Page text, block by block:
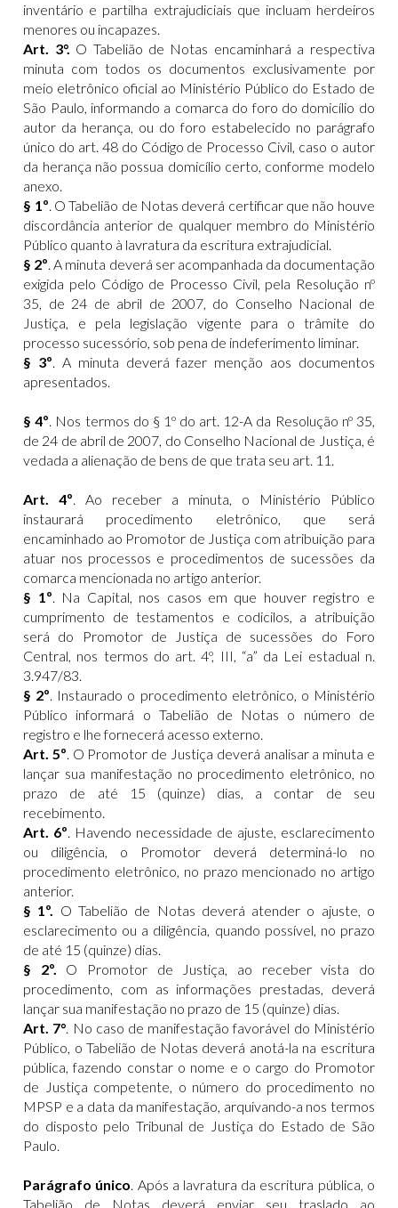
inventário e partilha extrajudiciais que incluam herdeiros
menores ou incapazes.
Art. 3°. O Tabelião de Notas encaminhará a respectiva
minuta com todos os documentos exclusivamente por
meio eletrônico oficial ao Ministério Público do Estado de
São Paulo, informando a comarca do foro do domicílio do
autor da herança, ou do foro estabelecido no parágrafo
único do art. 48 do Código de Processo Civil, caso o autor
da herança não possua domicílio certo, conforme modelo
anexo.
§ 1º. O Tabelião de Notas deverá certificar que não houve
discordância anterior de qualquer membro do Ministério
Público quanto à lavratura da escritura extrajudicial.
§ 2º. A minuta deverá ser acompanhada da documentação
exigida pelo Código de Processo Civil, pela Resolução nº
35, de 24 de abril de 2007, do Conselho Nacional de
Justiça, e pela legislação vigente para o trâmite do
processo sucessório, sob pena de indeferimento liminar.
§ 3º. A minuta deverá fazer menção aos documentos
apresentados.
§ 4º. Nos termos do § 1º do art. 12-A da Resolução nº 35,
de 24 de abril de 2007, do Conselho Nacional de Justiça, é
vedada a alienação de bens de que trata seu art. 11.
Art. 4º. Ao receber a minuta, o Ministério Público
instaurará procedimento eletrônico, que será
encaminhado ao Promotor de Justiça com atribuição para
atuar nos processos e procedimentos de sucessões da
comarca mencionada no artigo anterior.
§ 1º. Na Capital, nos casos em que houver registro e
cumprimento de testamentos e codicilos, a atribuição
será do Promotor de Justiça de sucessões do Foro
Central, nos termos do art. 4º, III, “a” da Lei estadual n.
3.947/83.
§ 2º. Instaurado o procedimento eletrônico, o Ministério
Público informará o Tabelião de Notas o número de
registro e lhe fornecerá acesso externo.
Art. 5º. O Promotor de Justiça deverá analisar a minuta e
lançar sua manifestação no procedimento eletrônico, no
prazo de até 15 (quinze) dias, a contar de seu
recebimento.
Art. 6º. Havendo necessidade de ajuste, esclarecimento
ou diligência, o Promotor deverá determiná-lo no
procedimento eletrônico, no prazo mencionado no artigo
anterior.
§ 1º. O Tabelião de Notas deverá atender o ajuste, o
esclarecimento ou a diligência, quando possível, no prazo
de até 15 (quinze) dias.
§ 2º. O Promotor de Justiça, ao receber vista do
procedimento, com as informações prestadas, deverá
lançar sua manifestação no prazo de 15 (quinze) dias.
Art. 7°. No caso de manifestação favorável do Ministério
Público, o Tabelião de Notas deverá anotá-la na escritura
pública, fazendo constar o nome e o cargo do Promotor
de Justiça competente, o número do procedimento no
MPSP e a data da manifestação, arquivando-a nos termos
do disposto pelo Tribunal de Justiça do Estado de São
Paulo.
Parágrafo único. Após a lavratura da escritura pública, o
Tabelião de Notas deverá enviar seu traslado ao